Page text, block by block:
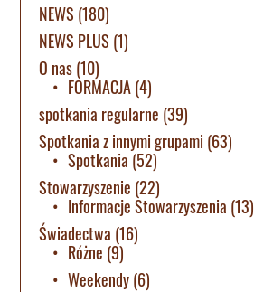
NEWS (180)
NEWS PLUS (1)
O nas(10)
FORMACJA(4)
spotkania regularne (39)
Spotkania z innymi grupami (63)
Spotkania (52)
Stowarzyszenie (22)
Informacje Stowarzyszenia (13)
Świadectwa (16)
Różne (9)
Weekendy(6)